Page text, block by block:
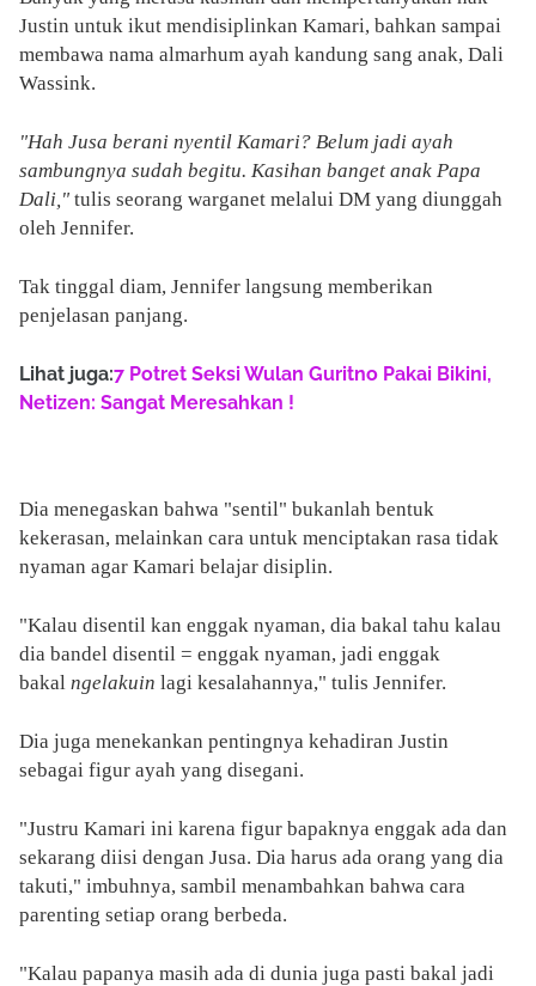
Justin untuk ikut mendisiplinkan Kamari, bahkan sampai
membawa nama almarhum ayah kandung sang anak, Dali
Wassink.
"Hah Jusa berani nyentil Kamari? Belum jadi ayah
sambungnya sudah begitu. Kasihan banget anak Papa
Dali," tulis seorang warganet melalui DM yang diunggah
oleh Jennifer.
Tak tinggal diam, Jennifer langsung memberikan
penjelasan panjang.
Lihat juga:7 Potret Seksi Wulan Guritno Pakai Bikini,
Netizen: Sangat Meresahkan !
Dia menegaskan bahwa "sentil" bukanlah bentuk
kekerasan, melainkan cara untuk menciptakan rasa tidak
nyaman agar Kamari belajar disiplin.
"Kalau disentil kan enggak nyaman, dia bakal tahu kalau
dia bandel disentil = enggak nyaman, jadi enggak
bakal ngelakuin lagi kesalahannya," tulis Jennifer.
Dia juga menekankan pentingnya kehadiran Justin
sebagai figur ayah yang disegani.
"Justru Kamari ini karena figur bapaknya enggak ada dan
sekarang diisi dengan Jusa. Dia harus ada orang yang dia
takuti," imbuhnya, sambil menambahkan bahwa cara
parenting setiap orang berbeda.
"Kalau papanya masih ada di dunia juga pasti bakal jadi